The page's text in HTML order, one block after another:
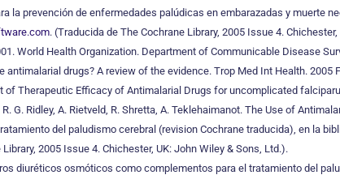
la prevención de enfermedades palúdicas en embarazadas y
. (Traducida de The Cochrane Library, 2005 Issue 4.
World Health Organization. Department of Communicable Disease
antimalarial drugs? A review of the evidence. Trop Med Int Health. 2005
of Therapeutic Efficacy of Antimalarial Drugs for uncomplicated
G. Ridley, A. Rietveld, R. Shretta, A. Teklehaimanot. The Use of
del paludismo cerebral (revision Cochrane traducida), en la
2005 Issue 4. Chichester, UK: John Wiley & Sons, Ltd.).
diuréticos osmóticos como complementos para el tratamiento del